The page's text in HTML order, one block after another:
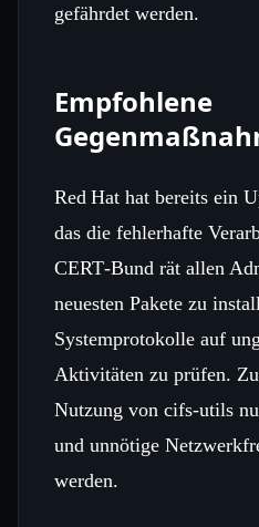
gefährdet werden.
Empfohlene
Red Hat hat bereits ein
das die fehlerhafte
CERT‑Bund rät allen
neuesten Pakete zu
Systemprotokolle auf
Aktivitäten zu prüfen.
Nutzung von cifs-utils
und unnötige
werden.